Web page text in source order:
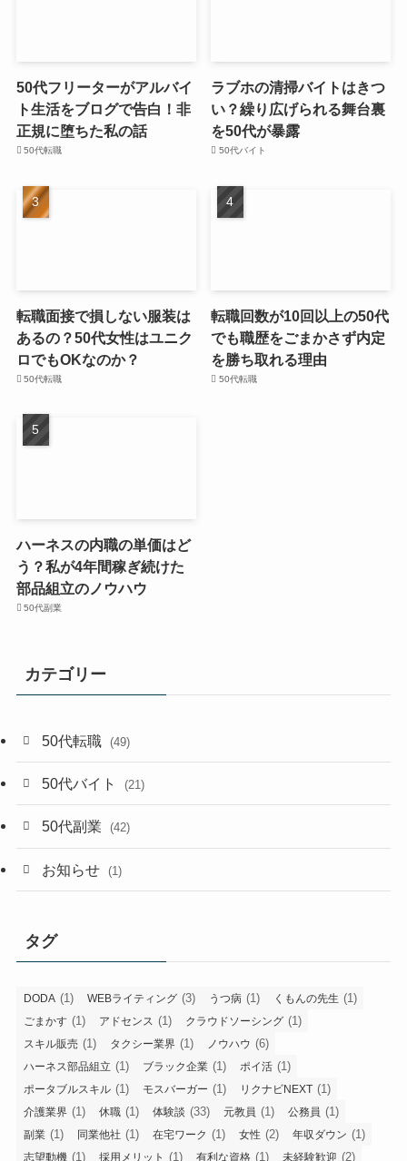
50代フリーターがアルバイ
ト生活をブログで告白！非
正規に堕ちた私の話
50代転職
ラブホの清掃バイトはきつ
い？繰り広げられる舞台裏
を50代が暴露
50代バイト
転職面接で損しない服装は
あるの？50代女性はユニク
ロでもOKなのか？
50代転職
転職回数が10回以上の50代
でも職歴をごまかさず内定
を勝ち取れる理由
50代転職
ハーネスの内職の単価はど
う？私が4年間稼ぎ続けた
部品組立のノウハウ
50代副業
カテゴリー
50代転職 (49)
50代バイト (21)
50代副業 (42)
お知らせ (1)
タグ
DODA (1) WEBライティング (3) うつ病 (1) くもんの先生 (1)
ごまかす (1) アドセンス (1) クラウドソーシング (1)
スキル販売 (1) タクシー業界 (1) ノウハウ (6)
ハーネス部品組立 (1) ブラック企業 (1) ポイ活 (1)
ポータブルスキル (1) モスバーガー (1) リクナビNEXT (1)
介護業界 (1) 休職 (1) 体験談 (33) 元教員 (1) 公務員 (1)
副業 (1) 同業他社 (1) 在宅ワーク (1) 女性 (2) 年収ダウン (1)
志望動機 (1) 採用メリット (1) 有利な資格 (1) 未経験歓迎 (2)